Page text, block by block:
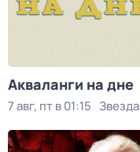
Акваланги на дне
7 авг, пт в 01:15 Звезда